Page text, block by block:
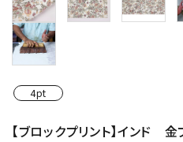
4pt
【ブロックプリント】インド